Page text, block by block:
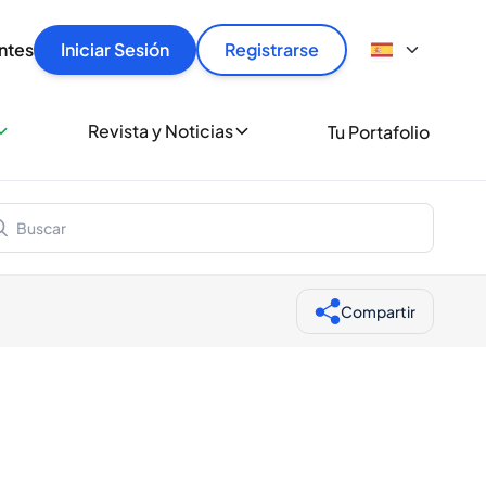
Iniciar Sesión Registrarse
rápido, con seguridad y al mejor precio.
miles de amantes del whisky y los destilados.
Revista y Noticias Tu Portafolio
Compartir